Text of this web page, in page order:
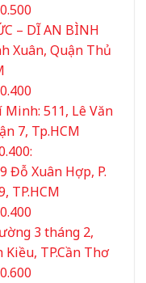
– DĨ AN BÌNH
Xuân, Quận Thủ
Minh: 511, Lê Văn
7, Tp.HCM
Đỗ Xuân Hợp, P.
TP.HCM
3 tháng 2,
TP.Cần Thơ